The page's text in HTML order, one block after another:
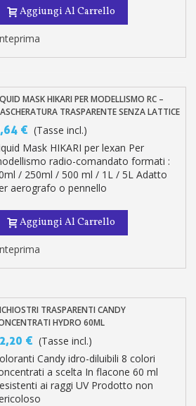
Aggiungi Al Carrello
MASK HIKARI PER MODELLISMO RC –
TRASPARENTE SENZA LATTICE
€ (Tasse incl.)
Mask HIKARI per lexan Per
radio-comandato formati :
/ 250ml / 500 ml / 1L / 5L Adatto
aerografo o pennello
Aggiungi Al Carrello
TRASPARENTI CANDY
HYDRO 60ML
€ (Tasse incl.)
Candy idro-diluibili 8 colori
a scelta In flacone 60 ml
ai raggi UV Prodotto non